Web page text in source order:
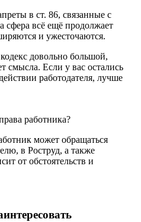
в ст. 86, связанные с
всё ещё продолжает
и ужесточаются.
довольно большой,
смысла. Если у вас остались
работодателя, лучше
работника?
может обращаться
в Роструд, а также
от обстоятельств и